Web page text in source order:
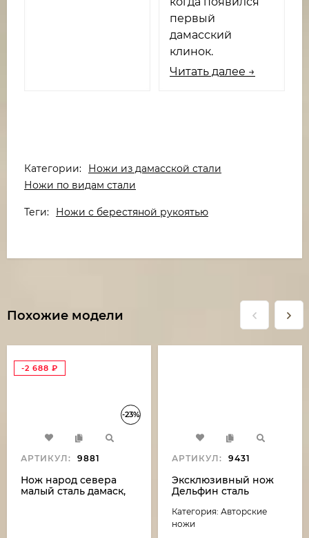
первый
дамасский
клинок.
Читать далее →
Категории:
Ножи из дамасской стали
Ножи по видам стали
Теги: Ножи с берестяной рукоятью
Похожие модели
-23%
-2 688 ₽
АРТИКУЛ: 9881
Нож народ севера
малый сталь дамаск,
АРТИКУЛ: 9431
Эксклюзивный нож
Дельфин сталь
(никелирование),
рукоять резная,
Категория: Авторские
ножи